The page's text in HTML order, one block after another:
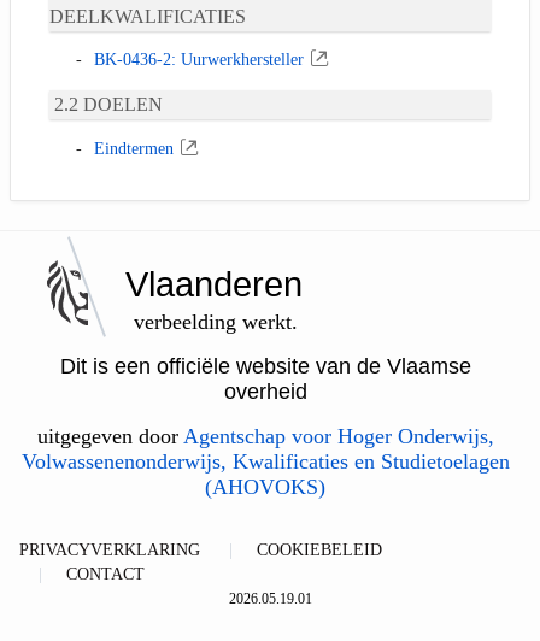
DEELKWALIFICATIES
BK-0436-2: Uurwerkhersteller
DOELEN
Eindtermen
Vlaanderen
verbeelding werkt.
Dit is een officiële website van de Vlaamse
overheid
uitgegeven door Agentschap voor Hoger Onderwijs,
Volwassenenonderwijs, Kwalificaties en Studietoelagen
(AHOVOKS)
PRIVACYVERKLARING
COOKIEBELEID
CONTACT
2026.05.19.01